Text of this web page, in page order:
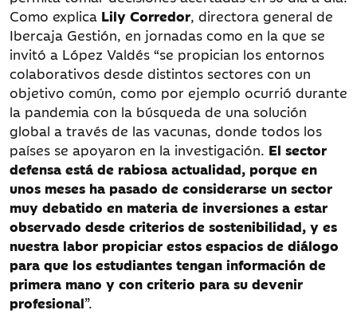
Como explica Lily Corredor, directora general de
Ibercaja Gestión, en jornadas como en la que se
invitó a López Valdés “se propician los entornos
colaborativos desde distintos sectores con un
objetivo común, como por ejemplo ocurrió durante
la pandemia con la búsqueda de una solución
global a través de las vacunas, donde todos los
países se apoyaron en la investigación. El sector
defensa está de rabiosa actualidad, porque en
unos meses ha pasado de considerarse un sector
muy debatido en materia de inversiones a estar
observado desde criterios de sostenibilidad, y es
nuestra labor propiciar estos espacios de diálogo
para que los estudiantes tengan información de
primera mano y con criterio para su devenir
profesional”.